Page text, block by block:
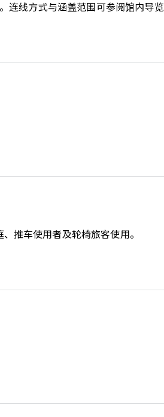
连线方式与涵盖范围可参阅馆内导览
推车使用者及轮椅旅客使用。